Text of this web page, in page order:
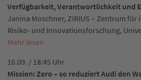
Verfügbarkeit, Verantwortlichkeit und
Janina Moschner, ZIRIUS – Zentrum
Risiko- und Innovationsforschung,
Mehr lesen
16.09. / 18:45 Uhr
Mission: Zero – so reduziert Audi den